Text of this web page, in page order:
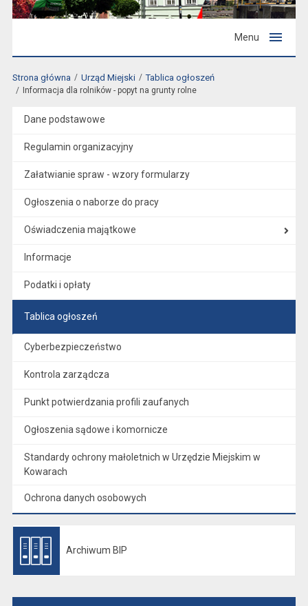
Menu
Strona główna Urząd Miejski Tablica ogłoszeń
Informacja dla rolników - popyt na grunty rolne
Dane podstawowe
Regulamin organizacyjny
Załatwianie spraw - wzory formularzy
Ogłoszenia o naborze do pracy
Oświadczenia majątkowe
Informacje
Podatki i opłaty
Tablica ogłoszeń
Cyberbezpieczeństwo
Kontrola zarządcza
Punkt potwierdzania profili zaufanych
Ogłoszenia sądowe i komornicze
Standardy ochrony małoletnich w Urzędzie Miejskim w
Kowarach
Ochrona danych osobowych
Archiwum BIP